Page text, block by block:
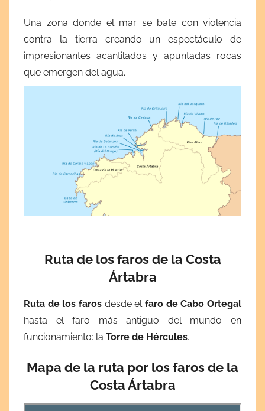
Una zona donde el mar se bate con violencia
contra la tierra creando un espectáculo de
impresionantes acantilados y apuntadas rocas
que emergen del agua.
Ruta de los faros de la Costa
Ártabra
Ruta de los faros desde el faro de Cabo Ortegal
hasta el faro más antiguo del mundo en
funcionamiento: la Torre de Hércules.
Mapa de la ruta por los faros de la
Costa Ártabra